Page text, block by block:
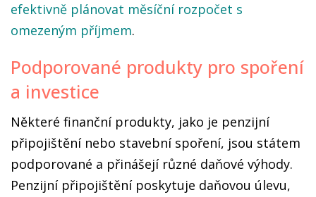
efektivně plánovat měsíční rozpočet s
omezeným příjmem.
Podporované produkty pro spoření
a investice
Některé finanční produkty, jako je penzijní
připojištění nebo stavební spoření, jsou státem
podporované a přinášejí různé daňové výhody.
Penzijní připojištění poskytuje daňovou úlevu,